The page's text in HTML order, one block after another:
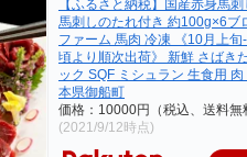
【ふるさと納税】国産赤身馬
馬刺しのたれ付き 約100g×6ブ
ファーム 馬肉 冷凍 《10月上旬
頃より順次出荷》 新鮮 さばき
ック SQF ミシュラン 生食用
本県御船町
価格：10000円（税込、送料無